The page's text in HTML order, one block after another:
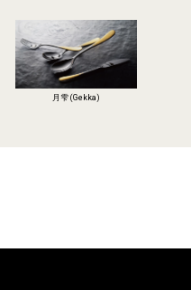
月雫 (Gekka)